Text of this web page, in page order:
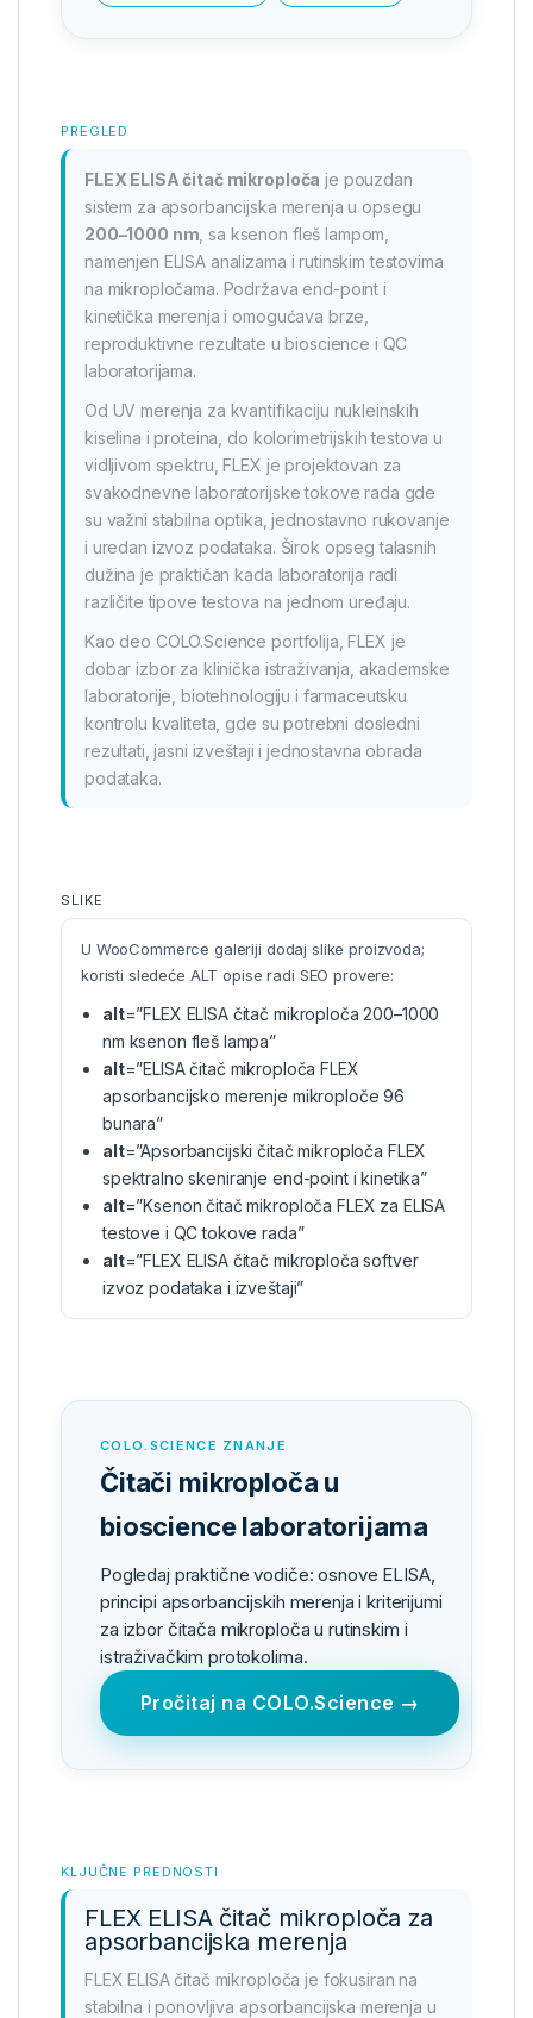
PREGLED
FLEX ELISA čitač mikroploča je pouzdan
sistem za apsorbancijska merenja u opsegu
200–1000 nm , sa ksenon fleš lampom,
namenjen ELISA analizama i rutinskim testovima
na mikropločama. Podržava end-point i
kinetička merenja i omogućava brze,
reproduktivne rezultate u bioscience i QC
laboratorijama.
Od UV merenja za kvantifikaciju nukleinskih
kiselina i proteina, do kolorimetrijskih testova u
vidljivom spektru, FLEX je projektovan za
svakodnevne laboratorijske tokove rada gde
su važni stabilna optika, jednostavno rukovanje
i uredan izvoz podataka. Širok opseg talasnih
dužina je praktičan kada laboratorija radi
različite tipove testova na jednom uređaju.
Kao deo COLO.Science portfolija, FLEX je
dobar izbor za klinička istraživanja, akademske
laboratorije, biotehnologiju i farmaceutsku
kontrolu kvaliteta, gde su potrebni dosledni
rezultati, jasni izveštaji i jednostavna obrada
podataka.
SLIKE
U WooCommerce galeriji dodaj slike proizvoda;
koristi sledeće ALT opise radi SEO provere:
alt=”FLEX ELISA čitač mikroploča 200–1000
nm ksenon fleš lampa”
alt=”ELISA čitač mikroploča FLEX
apsorbancijsko merenje mikroploče 96
bunara”
alt=”Apsorbancijski čitač mikroploča FLEX
spektralno skeniranje end-point i kinetika”
alt=”Ksenon čitač mikroploča FLEX za ELISA
testove i QC tokove rada”
alt=”FLEX ELISA čitač mikroploča softver
izvoz podataka i izveštaji”
COLO.SCIENCE ZNANJE
Čitači mikroploča u
bioscience laboratorijama
Pogledaj praktične vodiče: osnove ELISA,
principi apsorbancijskih merenja i kriterijumi
za izbor čitača mikroploča u rutinskim i
istraživačkim protokolima.
Pročitaj na COLO.Science →
KLJUČNE PREDNOSTI
FLEX ELISA čitač mikroploča za
apsorbancijska merenja
FLEX ELISA čitač mikroploča je fokusiran na
stabilna i ponovljiva apsorbancijska merenja u